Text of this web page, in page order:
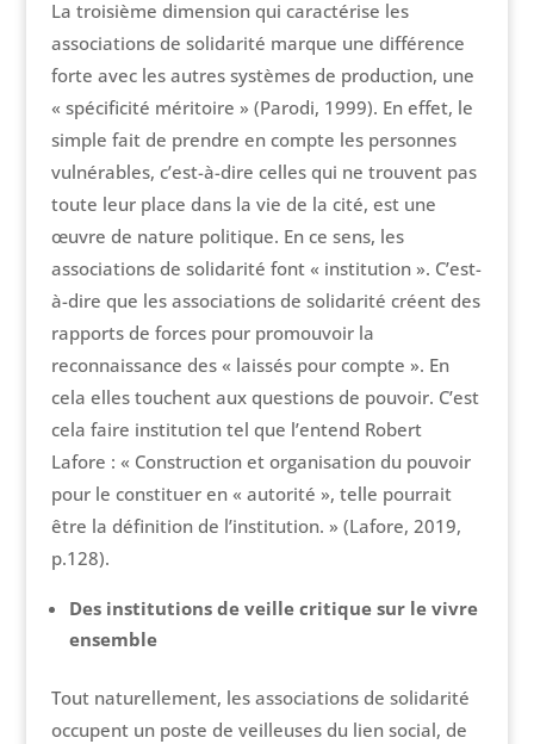
La troisième dimension qui caractérise les
associations de solidarité marque une différence
forte avec les autres systèmes de production, une
« spécificité méritoire » (Parodi, 1999). En effet, le
simple fait de prendre en compte les personnes
vulnérables, c’est-à-dire celles qui ne trouvent pas
toute leur place dans la vie de la cité, est une
œuvre de nature politique. En ce sens, les
associations de solidarité font « institution ». C’est-
à-dire que les associations de solidarité créent des
rapports de forces pour promouvoir la
reconnaissance des « laissés pour compte ». En
cela elles touchent aux questions de pouvoir. C’est
cela faire institution tel que l’entend Robert
Lafore : « Construction et organisation du pouvoir
pour le constituer en « autorité », telle pourrait
être la définition de l’institution. » (Lafore, 2019,
p.128).
Des institutions de veille critique sur le vivre
ensemble
Tout naturellement, les associations de solidarité
occupent un poste de veilleuses du lien social, de